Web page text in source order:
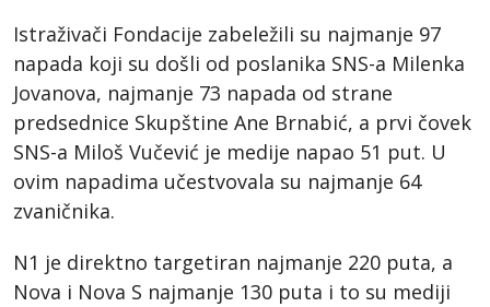
Istraživači Fondacije zabeležili su najmanje 97
napada koji su došli od poslanika SNS-a Milenka
Jovanova, najmanje 73 napada od strane
predsednice Skupštine Ane Brnabić, a prvi čovek
SNS-a Miloš Vučević je medije napao 51 put. U
ovim napadima učestvovala su najmanje 64
zvaničnika.
N1 je direktno targetiran najmanje 220 puta, a
Nova i Nova S najmanje 130 puta i to su mediji